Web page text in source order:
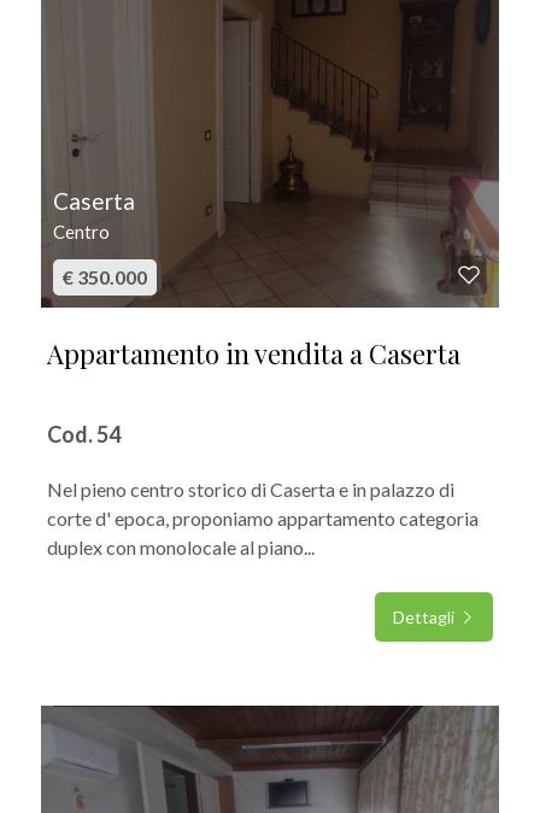
Caserta
Centro
€ 350.000
Appartamento in vendita a Caserta
Cod. 54
Nel pieno centro storico di Caserta e in palazzo di
corte d' epoca, proponiamo appartamento categoria
duplex con monolocale al piano...
Dettagli